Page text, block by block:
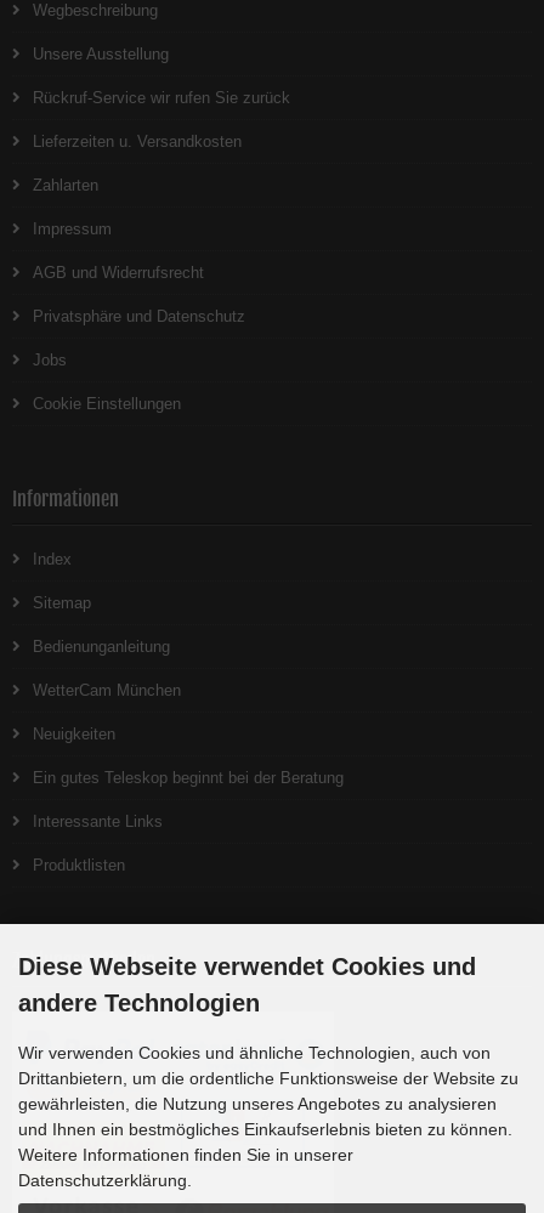
Wegbeschreibung
Unsere Ausstellung
Rückruf-Service wir rufen Sie zurück
Lieferzeiten u. Versandkosten
Zahlarten
Impressum
AGB und Widerrufsrecht
Privatsphäre und Datenschutz
Jobs
Cookie Einstellungen
Informationen
Index
Sitemap
Bedienunganleitung
WetterCam München
Neuigkeiten
Ein gutes Teleskop beginnt bei der Beratung
Interessante Links
Produktlisten
Zahlungsmethoden
Diese Webseite verwendet Cookies und
andere Technologien
Wir verwenden Cookies und ähnliche Technologien, auch von
Drittanbietern, um die ordentliche Funktionsweise der Website zu
gewährleisten, die Nutzung unseres Angebotes zu analysieren
und Ihnen ein bestmögliches Einkaufserlebnis bieten zu können.
Weitere Informationen finden Sie in unserer
Datenschutzerklärung.